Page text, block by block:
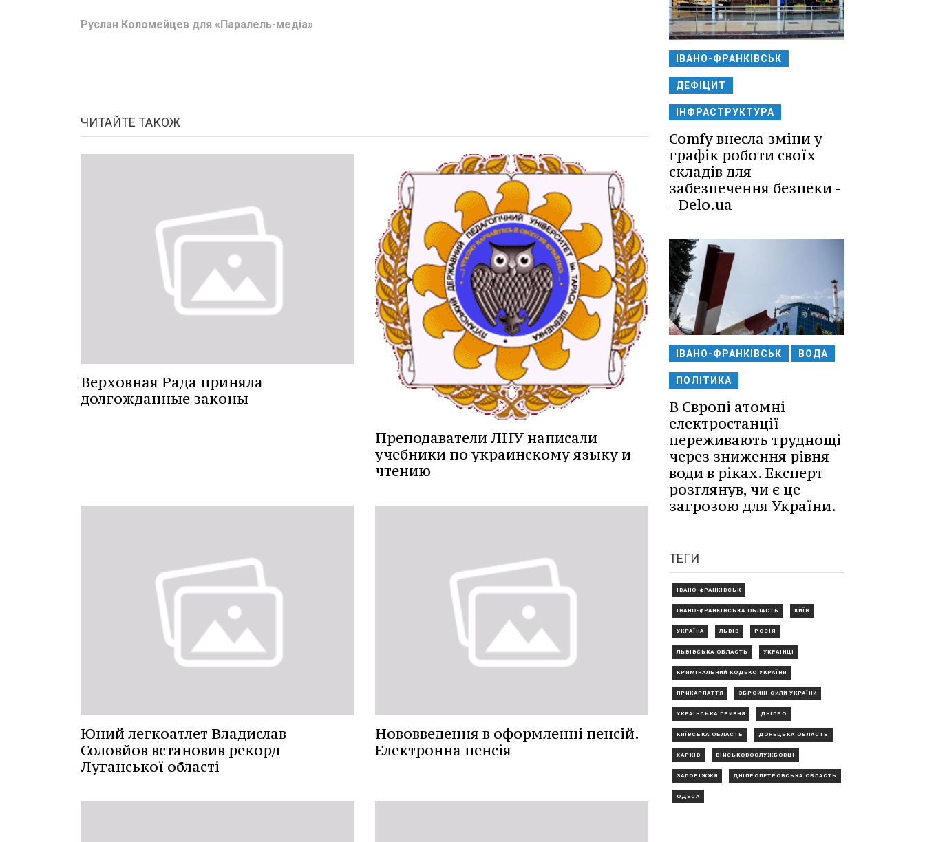
Руслан Коломейцев для «Паралель-медіа»
ЧИТАЙТЕ ТАКОЖ
Верховная Рада приняла
долгожданные законы
Преподаватели ЛНУ написали
учебники по украинскому языку и
чтению
Юний легкоатлет Владислав
Соловйов встановив рекорд
Луганської області
Нововведення в оформленні пенсій.
Електронна пенсія
ІВАНО-ФРАНКІВСЬК
ДЕФІЦИТ
ІНФРАСТРУКТУРА
Comfy внесла зміни у
графік роботи своїх
складів для
забезпечення безпеки -
- Delo.ua
ІВАНО-ФРАНКІВСЬК ВОДА
ПОЛІТИКА
В Європі атомні
електростанції
переживають труднощі
через зниження рівня
води в ріках. Експерт
розглянув, чи є це
загрозою для України.
ТЕГИ
ІВАНО-ФРАНКІВСЬК
ІВАНО-ФРАНКІВСЬКА ОБЛАСТЬ КИЇВ
УКРАЇНА ЛЬВІВ РОСІЯ
ЛЬВІВСЬКА ОБЛАСТЬ УКРАЇНЦІ
КРИМІНАЛЬНИЙ КОДЕКС УКРАЇНИ
ПРИКАРПАТТЯ ЗБРОЙНІ СИЛИ УКРАЇНИ
УКРАЇНСЬКА ГРИВНЯ ДНІПРО
КИЇВСЬКА ОБЛАСТЬ ДОНЕЦЬКА ОБЛАСТЬ
ХАРКІВ ВІЙСЬКОВОСЛУЖБОВЦІ
ЗАПОРІЖЖЯ ДНІПРОПЕТРОВСЬКА ОБЛАСТЬ
ОДЕСА